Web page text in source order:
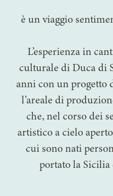
è un viaggio
L’esperienza in
culturale di Duca di
anni con un progetto
l’areale di
che, nel corso dei
artistico a cielo
cui sono nati
portato la Sicilia